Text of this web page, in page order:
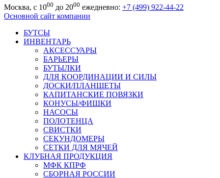
Москва, с 1000 до 2000 ежедневно: +7 (499) 922-44-22
Основной сайт компании
БУТСЫ
ИНВЕНТАРЬ
АКСЕССУАРЫ
БАРЬЕРЫ
БУТЫЛКИ
ДЛЯ КООРДИНАЦИИ И СИЛЫ
ДОСКИ/ПЛАНШЕТЫ
КАПИТАНСКИЕ ПОВЯЗКИ
КОНУСЫ/ФИШКИ
НАСОСЫ
ПОЛОТЕНЦА
СВИСТКИ
СЕКУНДОМЕРЫ
СЕТКИ ДЛЯ МЯЧЕЙ
КЛУБНАЯ ПРОДУКЦИЯ
МФК КПРФ
СБОРНАЯ РОССИИ